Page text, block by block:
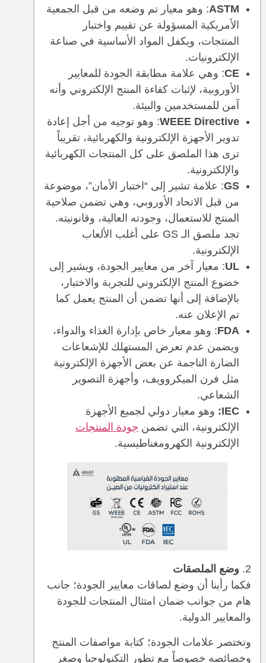
ASTM: وهو معيار تم وضعه من قبل الجمعية
الأمريكية المسؤولة عن تقييم واختبار
المنتجات، ويكفل المواد الأساسية في صناعة
الإلكترونيات.
CE: وهي علامة مطابقة الجودة للمعايير
الأوروبية، لإثبات كفاءة المنتج الإلكتروني وأنه
آمن للمستخدمين والبيئة.
WEEE Directive: وهو توجيه من أجل إعادة
تدوير الأجهزة الإلكترونية والكهربائية، تقريباً
ترى هذا الملصق على كل المنتجات الكهربائية
والإلكترونية.
GS: علامة تشير إلى “اختبار الأمان”، موضوعة
من قبل الاتحاد الأوروبي، وهي تضمن صلاحية
المنتج للاستعمال، وجودته العالية، وقانونيته.
تجد ملصق الـ GS على أغلب الألعاب
الإلكترونية.
UL: معيار آخر من معايير الجودة، ويشير إلى
خضوع المنتج الإلكتروني للتجربة والاختبار،
بالإضافة إلى أنها تضمن أن المنتج يعمل كما
تم الإعلان عنه.
FDA: وهو معيار خاص بإدارة الغذاء والدواء،
ويضمن عدم تعرض المستهلك للإشعاعات
الضارة الناجمة عن بعض الأجهزة الإلكترونية
مثل فرن الميكروويف، وأجهزة التصوير
الشعاعي.
IEC:
وهو معيار دولي لجميع الأجهزة
الإلكترونية، التي تضمن جودة المنتجات
الإلكترونية الكهرومغناطيسية.
وضع الملصقات
فكما رأينا أن وضع لصاقات معايير الجودة؛ جانب
هام من جوانب ضمان امتثال المنتجات للجودة
والمعايير الدولية.
وتختصر علامات الجودة؛ كتابة مواصفات المنتج
وخصائصه خصوصاً مع تطور التكنولوجيا وصغر